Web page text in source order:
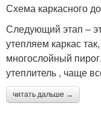
Схема каркасного
Следующий этап –
утепляем каркас
многослойный
утеплитель , чаще
читать дальше →